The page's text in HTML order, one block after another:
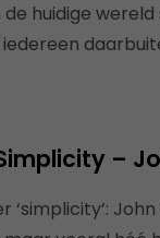
huidige wereld
–
‘simplicity’: